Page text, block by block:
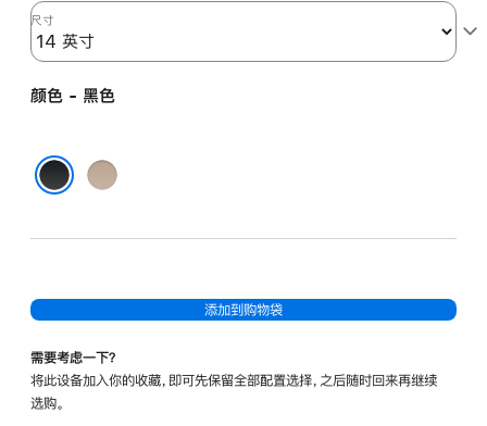
尺寸
颜色 - 黑色
米
添加到购物袋
需要考虑一下？
将此设备加入你的收藏，即可先保留全部配置选择，之后随时回来再继续
选购。